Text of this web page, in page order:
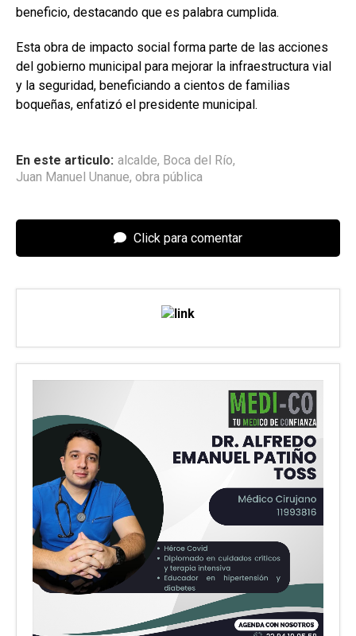
beneficio, destacando que es palabra cumplida.
Esta obra de impacto social forma parte de las acciones
del gobierno municipal para mejorar la infraestructura vial
y la seguridad, beneficiando a cientos de familias
boqueñas, enfatizó el presidente municipal.
En este articulo: alcalde, Boca del Río,
Juan Manuel Unanue, obra pública
Click para comentar